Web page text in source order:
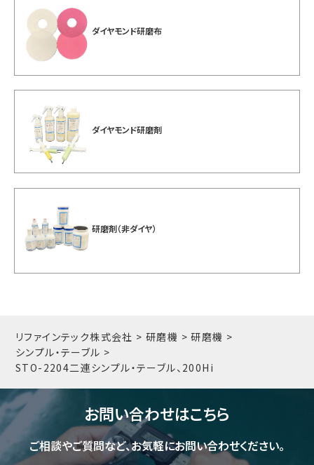
ダイヤモンド研磨布
ダイヤモンド研磨剤
研磨剤（非ダイヤ）
リファインテック株式会社 >研磨機 >研磨機 >
シンプル・テーブル >
STO-2204二連シンプル・テーブル、200Hi
お問い合わせはこちら
ご相談やご質問など、お気軽にお問い合わせください。